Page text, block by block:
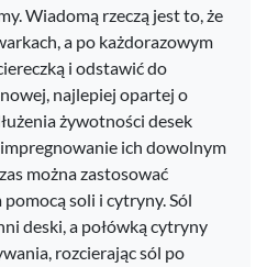
Wiadomą rzeczą jest to, że
a po każdorazowym
i odstawić do
najlepiej opartej o
żywotności desek
ich dowolnym
można zastosować
soli i cytryny. Sól
deski, a połówką cytryny
rozcierając sól po